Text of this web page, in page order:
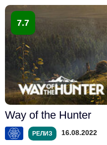
7.7
Way of the Hunter
РЕЛИЗ 16.08.2022